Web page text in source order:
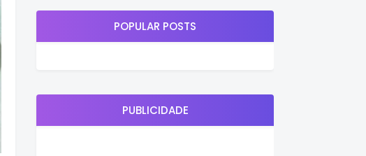
POPULAR POSTS
PUBLICIDADE